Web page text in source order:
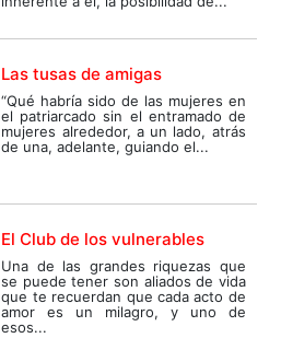
Las tusas de amigas
“Qué habría sido de las mujeres en
el patriarcado sin el entramado de
mujeres alrededor, a un lado, atrás
de una, adelante, guiando el...
El Club de los vulnerables
Una de las grandes riquezas que
se puede tener son aliados de vida
que te recuerdan que cada acto de
amor es un milagro, y uno de
esos...